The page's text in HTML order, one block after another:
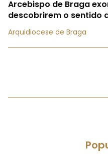
Arcebispo de Braga
descobrirem o sentido
Arquidiocese de Braga